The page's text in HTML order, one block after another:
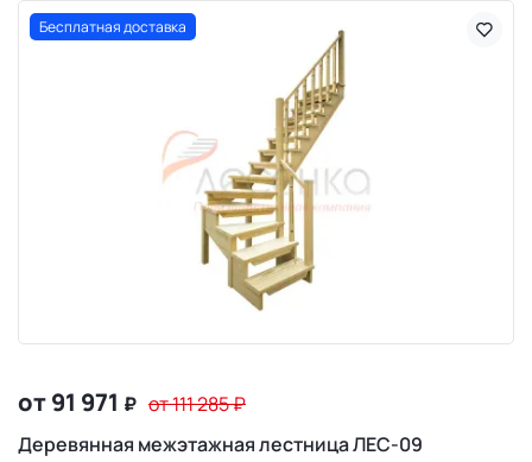
Бесплатная доставка
от 91 971 ₽ от 111 285₽
Деревянная межэтажная лестница ЛЕС-09